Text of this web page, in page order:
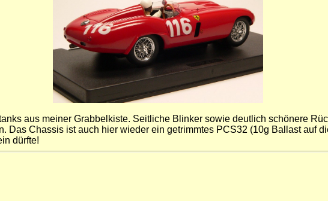
aus meiner Grabbelkiste. Seitliche Blinker sowie deutlich schönere
Chassis ist auch hier wieder ein getrimmtes PCS32 (10g Ballast auf
dürfte!